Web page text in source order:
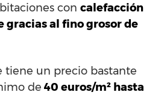
con calefacción
gracias al fino grosor de
tiene un precio bastante
de 40 euros/m² hasta